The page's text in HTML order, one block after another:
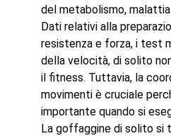
del metabolismo,
Dati relativi alla
resistenza e forza, i test
della velocità, di solito
il fitness. Tuttavia, la
movimenti è cruciale
importante quando si
La goffaggine di solito si